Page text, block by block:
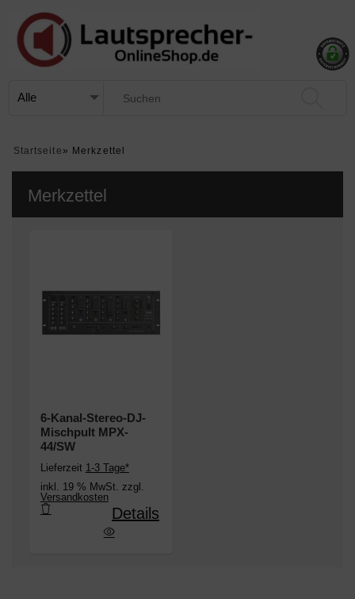
Startseite » Merkzettel
Merkzettel
6-Kanal-Stereo-DJ-
Mischpult MPX-
44/SW
Lieferzeit 1-3 Tage*
inkl. 19 % MwSt. zzgl.
Versandkosten
Stereo-DJ-Mischpult MPX-44/SW
Details